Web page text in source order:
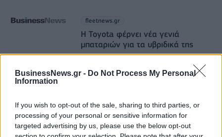
BusinessNews.gr - Do Not Process My Personal
Information
If you wish to opt-out of the sale, sharing to third parties, or
processing of your personal or sensitive information for
targeted advertising by us, please use the below opt-out
fleetnews.gr
Η Toyota φέρνει νέα γενιά
μπαταριών για τα υβριδικά της
07/08/2026 - 05:22
στη διεθνή σειρά δεικτών
FTSE4Good
06/08/2026 - 11:42